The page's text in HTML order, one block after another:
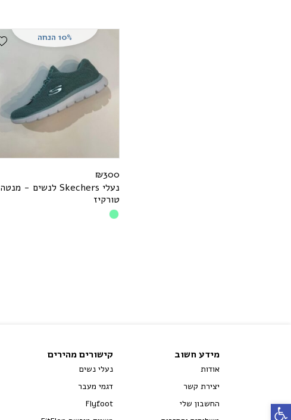
פתח סרגל נגישות
10% הנחה
₪300
נעלי
Skechers
לנשים - מנטה
טורקיז
מידע חשוב
אודות
יצירת קשר
החשבון שלי
קישורים מהירים
נעלי נשים
דגמי מעבר
Flyfoot